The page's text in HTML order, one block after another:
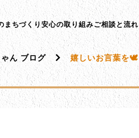
･オン･デマンド
まちづくり安心の取り組みご相談と流れ
ん ブログ 嬉しいお言葉を🕊️